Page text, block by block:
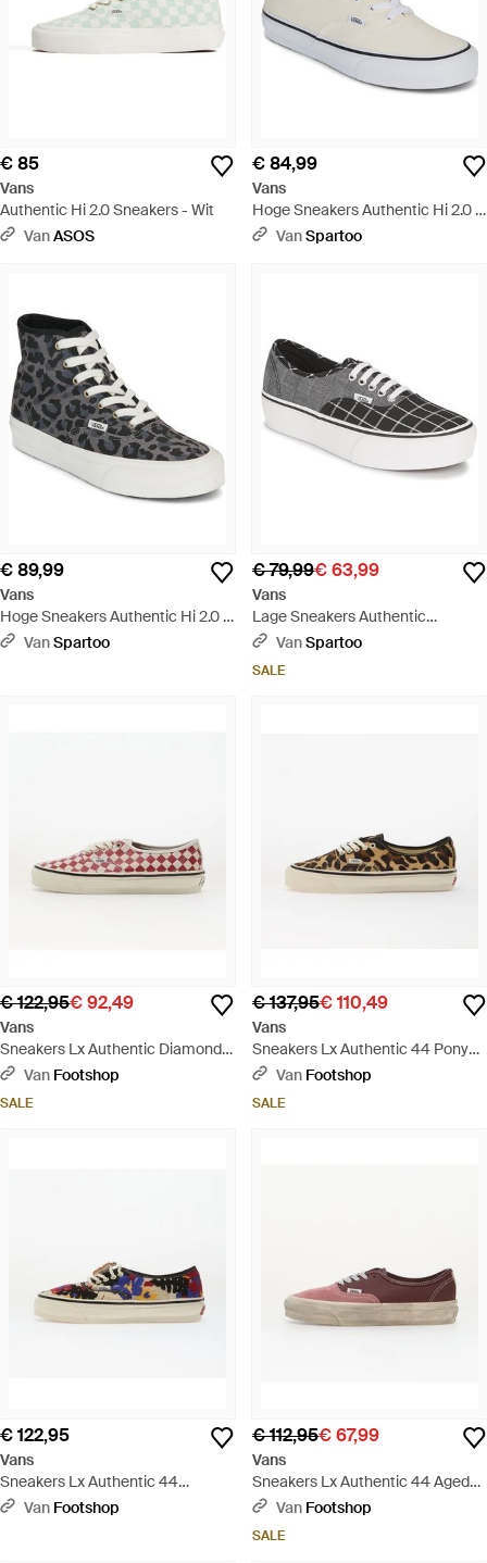
€ 85
Vans
Authentic Hi 2.0 Sneakers - Wit
VanASOS
€ 84,99
Vans
Hoge Sneakers Authentic Hi 2.0 -
Wit VanSpartoo
€ 89,99
Vans
Hoge Sneakers Authentic Hi 2.0 -
GrijsVanSpartoo
€ 79,99€ 63,99
Vans
Lage Sneakers Authentic
Platform 2.0 - Grijs
VanSpartoo
SALE
€ 122,95€ 92,49
Vans
Sneakers Lx Authentic Diamond
Check/ Marshmallow Eur - Roze
Van Footshop
SALE
€ 137,95€ 110,49
Vans
Sneakers Lx Authentic 44 Pony
Hair Marshmallow/ Leopard Eur -
Van Footshop
SALE
€ 122,95
Vans
Sneakers Lx Authentic 44
Needlework Eur - Blauw
Van Footshop
€ 112,95€ 67,99
Vans
Sneakers Lx Authentic 44 Aged
Port/ Eur - Bruin
Van Footshop
SALE